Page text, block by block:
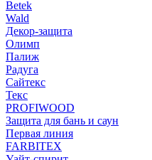
Betek
Wald
Декор-защита
Олимп
Палиж
Радуга
Сайтекс
Текс
PROFIWOOD
Защита для бань и саун
Первая линия
FARBITEX